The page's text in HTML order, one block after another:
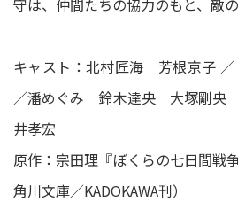
守は、仲間たちの協力のもと、敵
キャスト：北村匠海 芳根京子 ／
／潘めぐみ 鈴木達央 大塚剛
井孝宏
原作：宗田理『ぼくらの七日間戦
角川文庫／KADOKAWA刊）